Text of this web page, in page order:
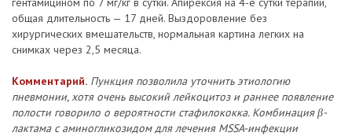
общая длительность — 17 дней. Выздоровление без
хирургических вмешательств, нормальная картина легких на
снимках через 2,5 месяца.
Комментарий. Пункция позволила уточнить этиологию
пневмонии, хотя очень высокий лейкоцитоз и раннее появление
полости говорило о вероятности стафилококка. Комбинация β-
лактама с аминогликозидом для лечения MSSA-инфекции